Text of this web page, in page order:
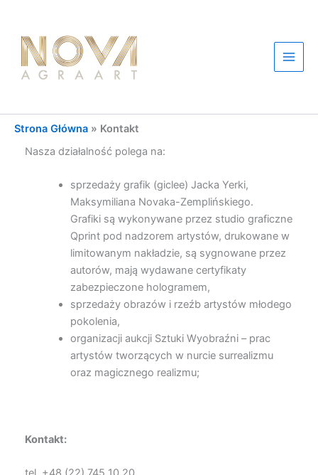
treści
Main
Strona Główna » Kontakt
Nasza działalność polega na:
sprzedaży grafik (giclee) Jacka Yerki,
Maksymiliana Novaka-Zemplińskiego.
Grafiki są wykonywane przez studio graficzne
Qprint pod nadzorem artystów, drukowane w
limitowanym nakładzie, są sygnowane przez
autorów, mają wydawane certyfikaty
zabezpieczone hologramem,
sprzedaży obrazów i rzeźb artystów młodego
pokolenia,
organizacji aukcji Sztuki Wyobraźni – prac
artystów tworzących w nurcie surrealizmu
oraz magicznego realizmu;
Kontakt: